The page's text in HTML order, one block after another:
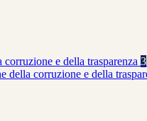
e della trasparenza 3
della corruzione e della